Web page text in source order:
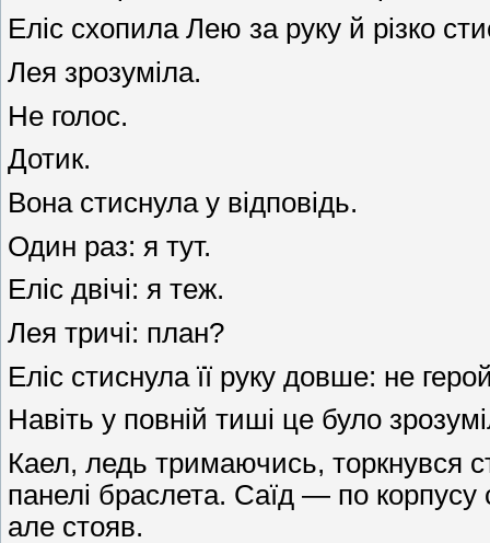
Еліс схопила Лею за руку й різко
Лея зрозуміла.
Не голос.
Дотик.
Вона стиснула у відповідь.
Один раз: я тут.
Еліс двічі: я теж.
Лея тричі: план?
Еліс стиснула її руку довше: не
Навіть у повній тиші це було
Каел, ледь тримаючись, торкнувся
панелі браслета. Саїд — по
але стояв.